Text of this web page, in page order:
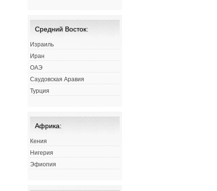
Средний Восток:
Израиль
Иран
ОАЭ
Саудовская Аравия
Турция
Африка:
Кения
Нигерия
Эфиопия